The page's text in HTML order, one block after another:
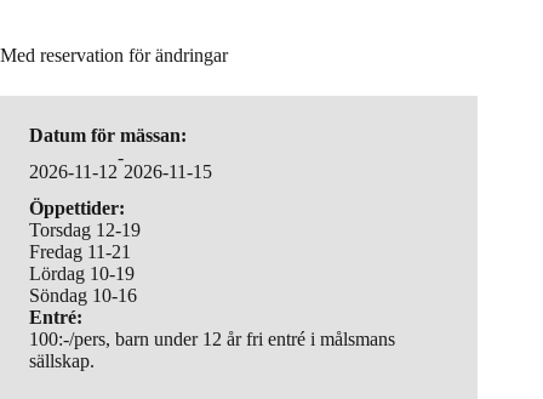
Med reservation för ändringar
Datum för mässan:
2026-11-12
-
2026-11-15
Öppettider:
Torsdag 12-19
Fredag 11-21
Lördag 10-19
Söndag 10-16
Entré:
100:-/pers, barn under 12 år fri entré i målsmans
sällskap.